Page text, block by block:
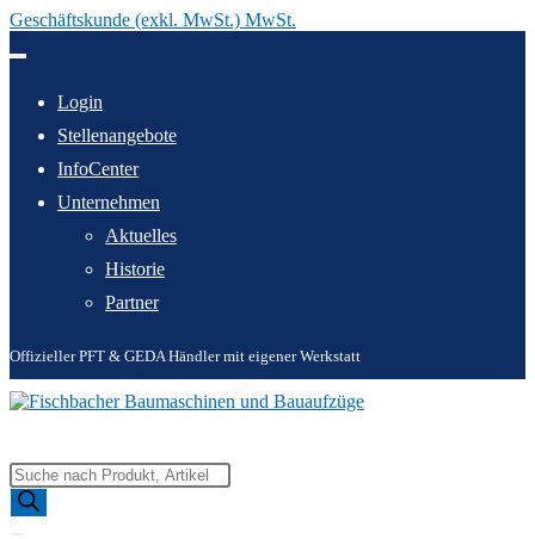
Geschäftskunde (exkl. MwSt.) MwSt.
Inhalt
Login
Stellenangebote
InfoCenter
Unternehmen
Aktuelles
Historie
Partner
Offizieller PFT & GEDA Händler mit eigener Werkstatt
Products
search